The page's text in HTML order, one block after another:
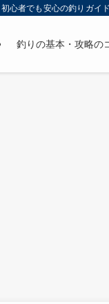
心者でも安心の釣りガイ
釣りの基本・攻略の